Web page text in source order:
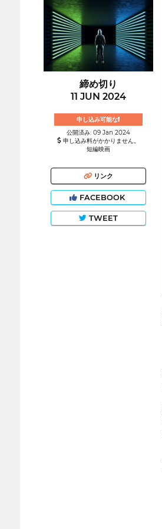
締め切り
11 JUN 2024
申し込み可能な!
公開済み: 09 Jan 2024
申し込み料がかかりません。
短編映画
リンク
FACEBOOK
TWEET